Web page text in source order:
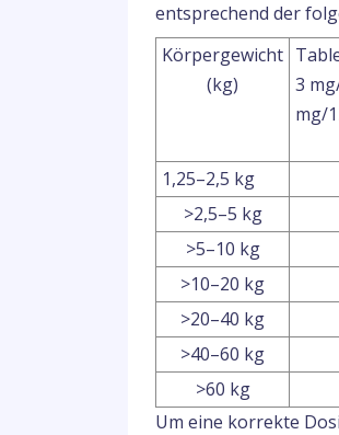
entsprechend der
Körpergewicht
(kg)
3
mg/
1,25–2,5 kg
>2,5–5 kg
>5–10 kg
>10–20 kg
>20–40 kg
>40–60 kg
>60 kg
Um eine korrekte